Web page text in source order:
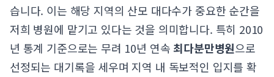
습니다. 이는 해당 지역의 산모 대다수가 중요한 순간을
저희 병원에 맡기고 있다는 것을 의미합니다. 특히 2010
년 통계 기준으로는 무려 10년 연속 최다분만병원으로
선정되는 대기록을 세우며 지역 내 독보적인 입지를 확